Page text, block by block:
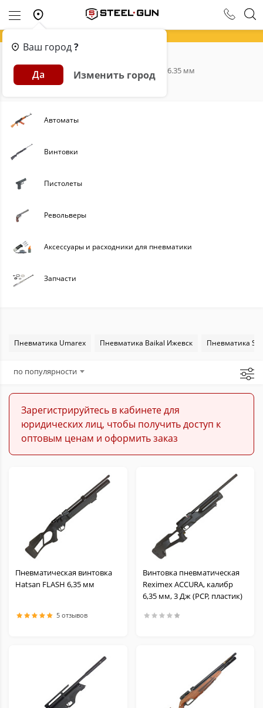
Ваш город?
Да Изменить город
Главная Каталог 6.35 мм
Пневматика калибра 6.35 мм
Автоматы
Винтовки
Пистолеты
Револьверы
Аксессуары и расходники для пневматики
Запчасти
Пневматика Umarex Пневматика Baikal Ижевск Пневматика
по популярности
Зарегистрируйтесь в кабинете для
юридических лиц, чтобы получить доступ к
оптовым ценам и оформить заказ
Пневматическая винтовка
Hatsan FLASH 6,35 мм
5 отзывов
Винтовка пневматическая
Reximex ACCURA, калибр
6,35 мм, 3 Дж (РСР, пластик)